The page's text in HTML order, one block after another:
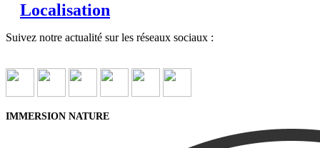
Localisation
Suivez notre actualité sur les réseaux sociaux :
IMMERSION NATURE